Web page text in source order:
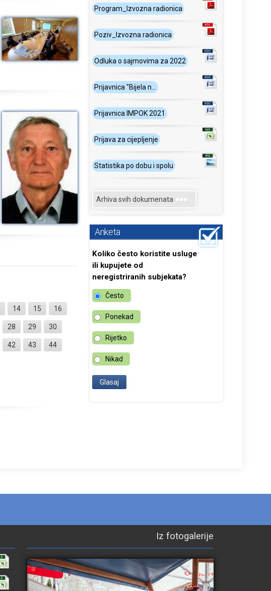
14 15 16
28 29 30
42 43 44
Program_Izvozna radionica
Poziv_Izvozna radionica
Odluka o sajmovima za 2022
Prijavnica "Bijela n...
Prijavnica IMPOK 2021
Prijava za cijepljenje
Statistika po dobu i spolu
Arhiva svih dokumenata
Anketa
Koliko često koristite usluge
ili kupujete od
neregistriranih subjekata?
Često
Ponekad
Rijetko
Nikad
Iz fotogalerije